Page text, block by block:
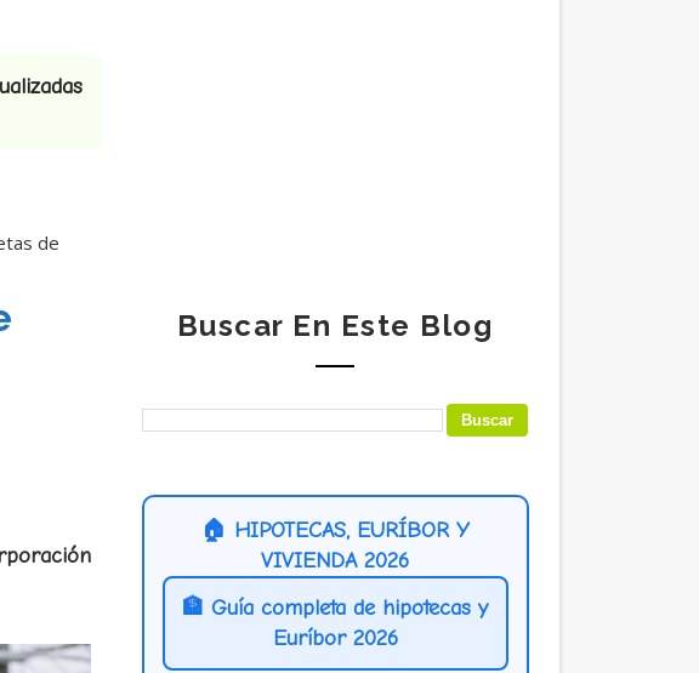
de
Buscar En Este Blog
🏠 HIPOTECAS, EURÍBOR Y
VIVIENDA 2026
🏦 Guía completa de hipotecas y
Euríbor 2026